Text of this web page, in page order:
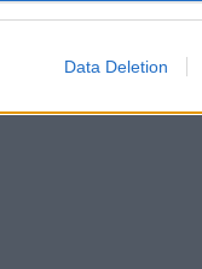
Data Deletion